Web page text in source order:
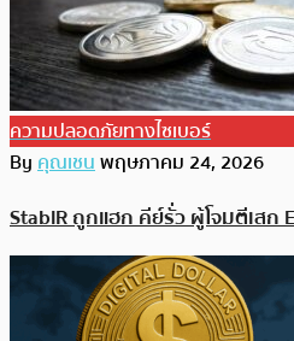
ความปลอดภัยทางไซเบอร์
Byคุณเชนพฤษภาคม 24, 2026
StablR ถูกแฮก คีย์รั่ว ผู้โจมตีเสก